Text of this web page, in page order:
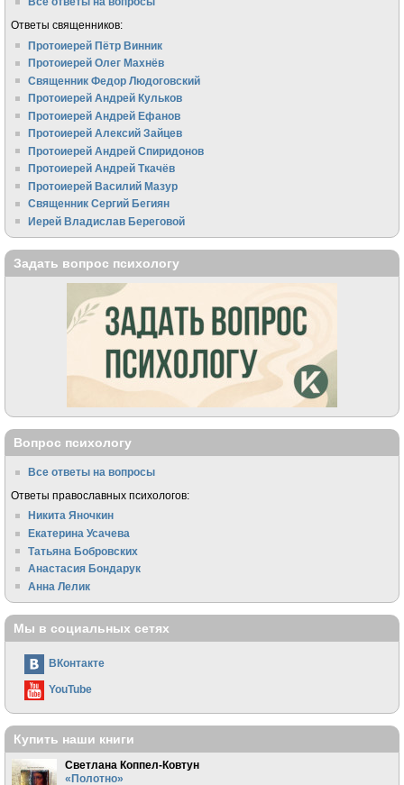
Ответы священников:
Протоиерей Пётр Винник
Протоиерей Олег Махнёв
Священник Федор Людоговский
Протоиерей Андрей Кульков
Протоиерей Андрей Ефанов
Протоиерей Алексий Зайцев
Протоиерей Андрей Спиридонов
Протоиерей Андрей Ткачёв
Протоиерей Василий Мазур
Священник Сергий Бегиян
Иерей Владислав Береговой
Задать вопрос психологу
Вопрос психологу
Все ответы на вопросы
Ответы православных психологов:
Никита Яночкин
Екатерина Усачева
Татьяна Бобровских
Анастасия Бондарук
Анна Лелик
Мы в социальных сетях
ВКонтакте
YouTube
Купить наши книги
Светлана Коппел-Ковтун
«Полотно»